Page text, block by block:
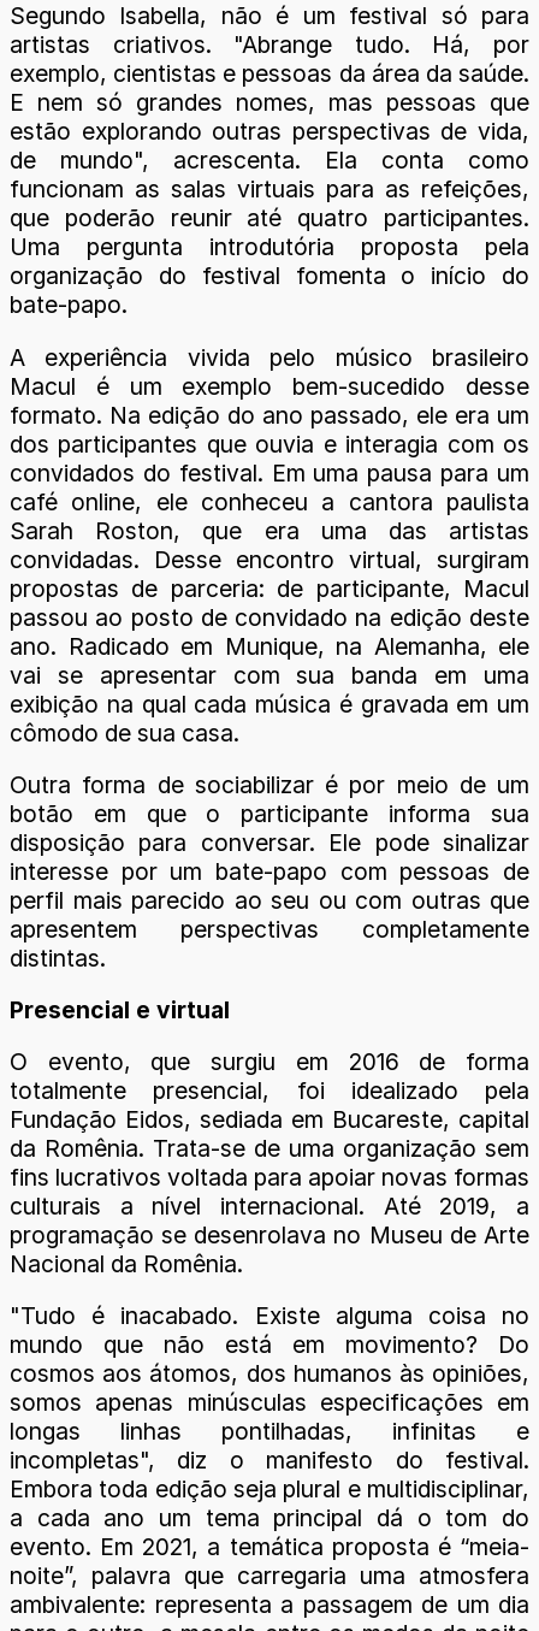
Segundo Isabella, não é um festival só para
artistas criativos. "Abrange tudo. Há, por
exemplo, cientistas e pessoas da área da saúde.
E nem só grandes nomes, mas pessoas que
estão explorando outras perspectivas de vida,
de mundo", acrescenta. Ela conta como
funcionam as salas virtuais para as refeições,
que poderão reunir até quatro participantes.
Uma pergunta introdutória proposta pela
organização do festival fomenta o início do
bate-papo.
A experiência vivida pelo músico brasileiro
Macul é um exemplo bem-sucedido desse
formato. Na edição do ano passado, ele era um
dos participantes que ouvia e interagia com os
convidados do festival. Em uma pausa para um
café online, ele conheceu a cantora paulista
Sarah Roston, que era uma das artistas
convidadas. Desse encontro virtual, surgiram
propostas de parceria: de participante, Macul
passou ao posto de convidado na edição deste
ano. Radicado em Munique, na Alemanha, ele
vai se apresentar com sua banda em uma
exibição na qual cada música é gravada em um
cômodo de sua casa.
Outra forma de sociabilizar é por meio de um
botão em que o participante informa sua
disposição para conversar. Ele pode sinalizar
interesse por um bate-papo com pessoas de
perfil mais parecido ao seu ou com outras que
apresentem perspectivas completamente
distintas.
Presencial e virtual
O evento, que surgiu em 2016 de forma
totalmente presencial, foi idealizado pela
Fundação Eidos, sediada em Bucareste, capital
da Romênia. Trata-se de uma organização sem
fins lucrativos voltada para apoiar novas formas
culturais a nível internacional. Até 2019, a
programação se desenrolava no Museu de Arte
Nacional da Romênia.
"Tudo é inacabado. Existe alguma coisa no
mundo que não está em movimento? Do
cosmos aos átomos, dos humanos às opiniões,
somos apenas minúsculas especificações em
longas linhas pontilhadas, infinitas e
incompletas", diz o manifesto do festival.
Embora toda edição seja plural e multidisciplinar,
a cada ano um tema principal dá o tom do
evento. Em 2021, a temática proposta é “meia-
noite”, palavra que carregaria uma atmosfera
ambivalente: representa a passagem de um dia